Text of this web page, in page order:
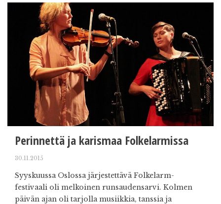
Perinnettä ja karismaa Folkelarmissa
30.11.2015
Syyskuussa Oslossa järjestettävä Folkelarm-
festivaali oli melkoinen runsaudensarvi. Kolmen
päivän ajan oli tarjolla musiikkia, tanssia ja